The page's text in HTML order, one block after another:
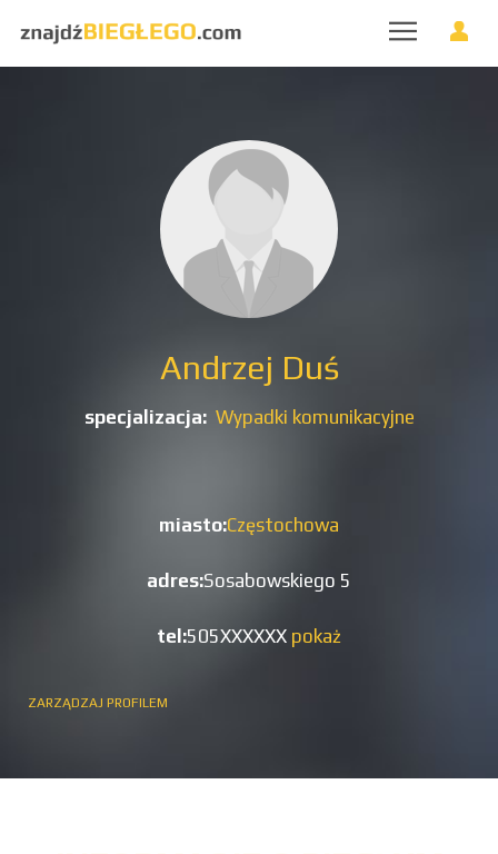
Andrzej Duś
specjalizacja: Wypadki komunikacyjne
miasto:Częstochowa
adres:Sosabowskiego 5
tel:505XXXXXX pokaż
ZARZĄDZAJ PROFILEM